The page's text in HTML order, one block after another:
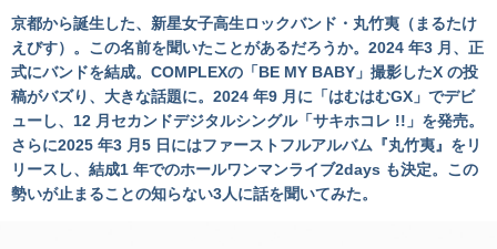
京都から誕生した、新星女子高生ロックバンド・丸竹夷（まるたけ
えびす）。この名前を聞いたことがあるだろうか。2024 年3 月、正
式にバンドを結成。COMPLEXの「BE MY BABY」撮影したX の投
稿がバズり、大きな話題に。2024 年9 月に「はむはむGX」でデビ
ューし、12 月セカンドデジタルシングル「サキホコレ !!」を発売。
さらに2025 年3 月5 日にはファーストフルアルバム『丸竹夷』をリ
リースし、結成1 年でのホールワンマンライブ2days も決定。この
勢いが止まることの知らない3人に話を聞いてみた。